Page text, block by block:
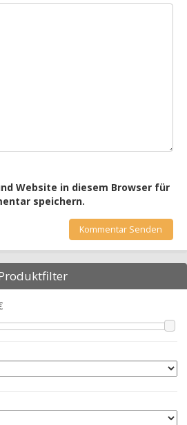
Website in diesem Browser für
speichern.